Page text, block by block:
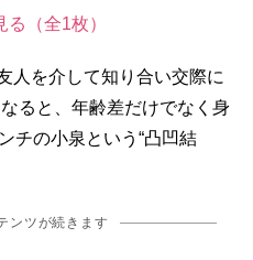
る（全1枚）
を介して知り合い交際に
ると、年齢差だけでなく身
チの小泉という“凸凹結
ンツが続きます